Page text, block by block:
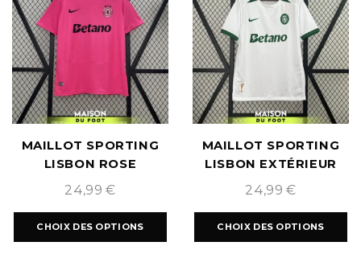
MAILLOT SPORTING
LISBON ROSE
2024/2025
24,99€
CHOIX DES OPTIONS
MAILLOT SPORTING
LISBON EXTÉRIEUR
2024/2025
24,99€
CHOIX DES OPTIONS